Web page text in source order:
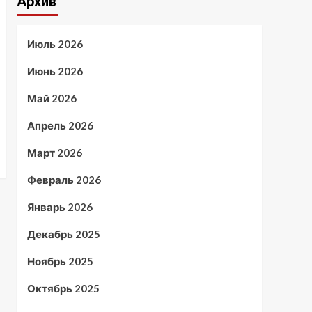
Июль 2026
Июнь 2026
Май 2026
Апрель 2026
Март 2026
Февраль 2026
Январь 2026
Декабрь 2025
Ноябрь 2025
Октябрь 2025